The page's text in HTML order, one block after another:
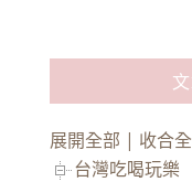
展開全部 | 收合
台灣吃喝玩樂